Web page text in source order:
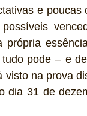
e
pode – e
na prova
dia 31 de